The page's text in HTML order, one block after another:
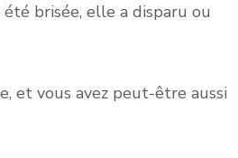
été brisée, elle a disparu ou
et vous avez peut-être aussi